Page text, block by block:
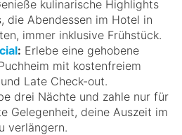
kulinarische Highlights
die Abendessen im Hotel in
immer inklusive Frühstück.
: Erlebe eine gehobene
mit kostenfreiem
Late Check-out.
drei Nächte und zahle nur für
Gelegenheit, deine Auszeit im
verlängern.